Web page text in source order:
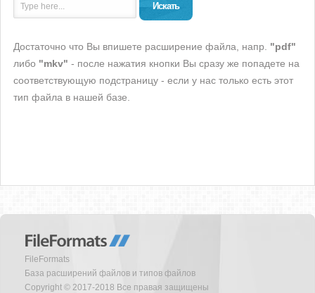
Искать
Достаточно что Вы впишете расширение файла, напр. "pdf"
либо "mkv" - после нажатия кнопки Вы сразу же попадете на
соответствующую подстраницу - если у нас только есть этот
тип файла в нашей базе.
FileFormats
База расширений файлов и типов файлов
Copyright © 2017-2018 Все правая защищены